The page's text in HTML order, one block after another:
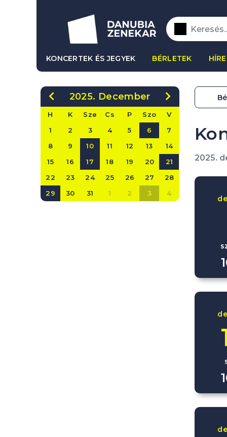
KONCERTEK ÉS JEGYEK BÉRLETEK
2025. December
H K Sze Cs P Szo
V
1
2 3 4 5 6
7
8
9 10 11 12 13
14
15
16 17 18 19 20
21
22
23 24 25 26 27
28
29
30 31 1 2 3 4
2025.